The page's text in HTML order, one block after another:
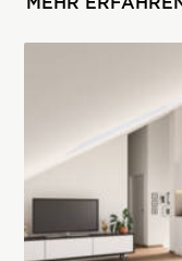
Ausstattung.